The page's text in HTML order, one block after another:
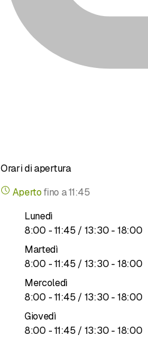
Orari di apertura
Aperto fino a11:45
Lunedì
8:00 - fino a
11:45 / 13:30 - fino a
18:00
Martedì
8:00 - fino a
11:45 / 13:30 - fino a
18:00
Mercoledì
8:00 - fino a
11:45 / 13:30 - fino a
18:00
Giovedì
8:00 - fino a
11:45 / 13:30 - fino a
18:00